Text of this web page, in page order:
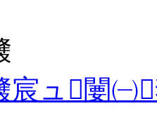
宸ュ闄㈠